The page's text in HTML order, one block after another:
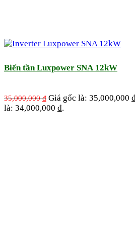
Biến tần Luxpower SNA 12kW
35,000,000₫ Giá gốc là: 35,000,000
là: 34,000,000 ₫.